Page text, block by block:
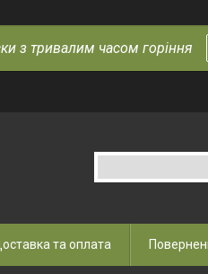
з тривалим часом горіння
та оплата